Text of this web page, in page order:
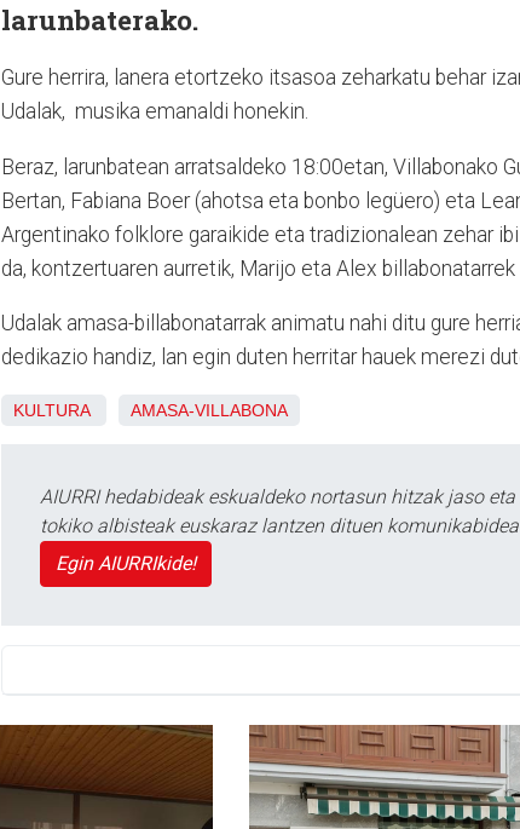
larunbaterako.
Gure herrira, lanera etortzeko itsasoa zeharkatu behar
Udalak, musika emanaldi honekin.
Beraz, larunbatean arratsaldeko 18:00etan, Villabonako
Bertan, Fabiana Boer (ahotsa eta bonbo legüero) eta
Argentinako folklore garaikide eta tradizionalean zehar
da, kontzertuaren aurretik, Marijo eta Alex
Udalak amasa-billabonatarrak animatu nahi ditu gure
dedikazio handiz, lan egin duten herritar hauek merezi
KULTURA AMASA-VILLABONA
AIURRI hedabideak eskualdeko nortasun hitzak jaso
tokiko albisteak euskaraz lantzen dituen
Egin AIURRIkide!